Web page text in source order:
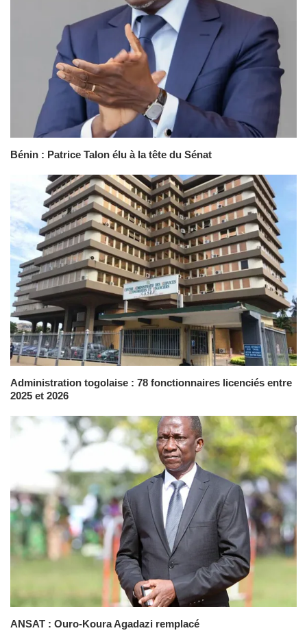
Bénin : Patrice Talon élu à la tête du Sénat
Administration togolaise : 78 fonctionnaires licenciés entre
2025 et 2026
ANSAT : Ouro-Koura Agadazi remplacé